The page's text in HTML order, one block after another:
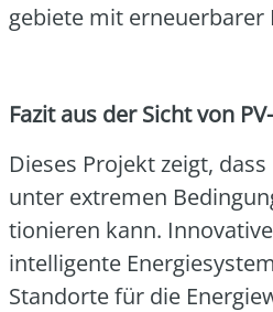
ge­bie­te mit erneu­er­ba­rer
Fazit aus der Sicht von
Die­ses Pro­jekt zeigt,
unter extre­men
tio­nie­ren kann.
intel­li­gen­te
Stand­or­te für die